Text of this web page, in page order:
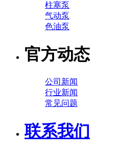
柱塞泵
气动泵
色油泵
官方动态
公司新闻
行业新闻
常见问题
联系我们